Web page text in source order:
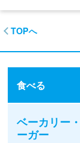
TOPへ
食べる
ベーカリー
ーガー